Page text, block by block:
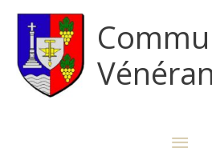
MENU